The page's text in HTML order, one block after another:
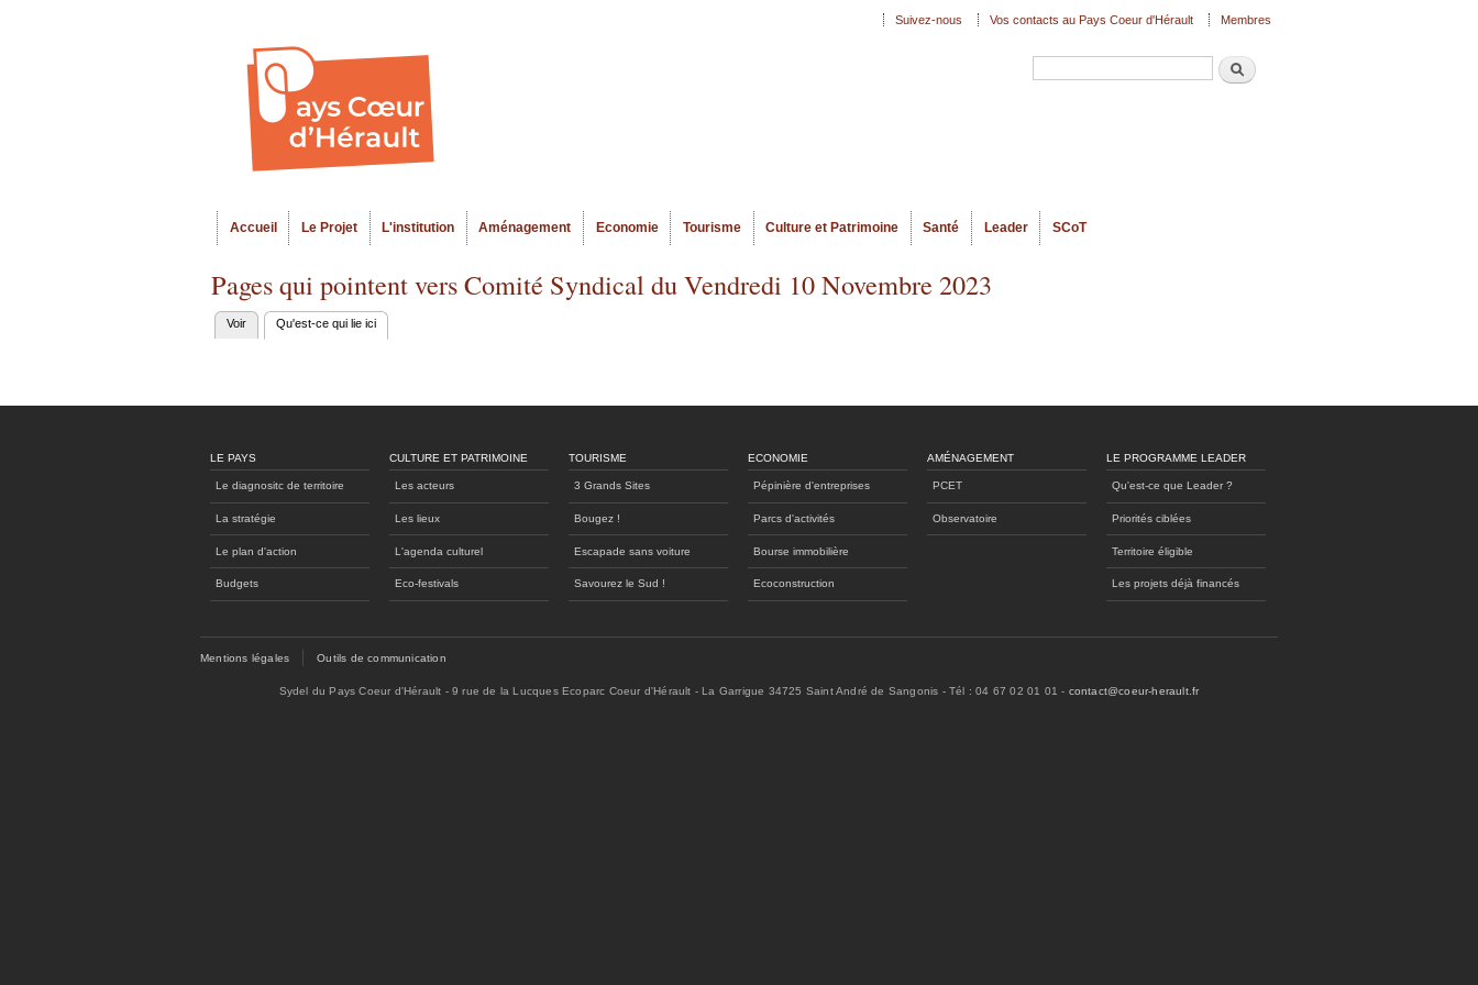
Recherche
Menu principal
Accueil Le Projet L'institution Aménagement Economie Tourisme Culture et Patrimoine Santé Leader SCoT
Suivez-nous Vos contacts au Pays Coeur d'Hérault Membres
Pages qui pointent vers Comité Syndical du Vendredi 10 Novembre 2023
Onglets
Voir Qu'est-ce qui lie ici
LE PAYS
Le diagnositc de territoire
La stratégie
Le plan d'action
Budgets
CULTURE ET PATRIMOINE
Les acteurs
Les lieux
L'agenda culturel
Eco-festivals
TOURISME
3 Grands Sites
Bougez !
Escapade sans voiture
Savourez le Sud !
ECONOMIE
Pépinière d'entreprises
Parcs d'activités
Bourse immobilière
Ecoconstruction
AMÉNAGEMENT
PCET
Observatoire
LE PROGRAMME LEADER
Qu'est-ce que Leader ?
Priorités ciblées
Territoire éligible
Les projets déjà financés
Mentions légales Outils de communication
Sydel du Pays Coeur d'Hérault - 9 rue de la Lucques Ecoparc Coeur d'Hérault - La Garrigue 34725 Saint André de Sangonis - Tél : 04 67 02 01 01 - contact@coeur-herault.fr